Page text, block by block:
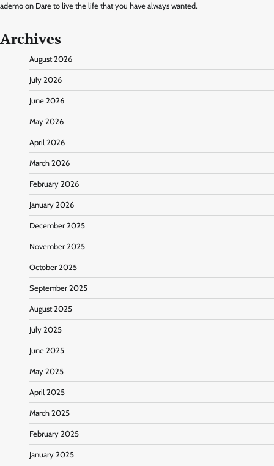
ademo on Dare to live the life that you have always wanted.
Archives
August 2026
July 2026
June 2026
May 2026
April 2026
March 2026
February 2026
January 2026
December 2025
November 2025
October 2025
September 2025
August 2025
July 2025
June 2025
May 2025
April 2025
March 2025
February 2025
January 2025